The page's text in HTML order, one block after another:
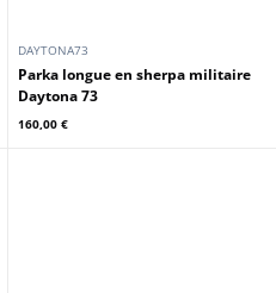
DAYTONA73
Blouson nylon aviateur homme
navy Daytona 73